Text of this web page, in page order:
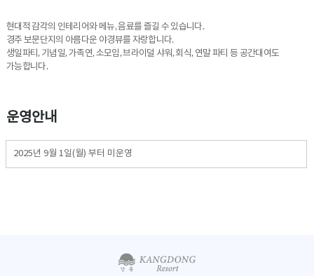
현대적 감각의 인테리어와 메뉴, 음료를 즐길 수 있습니다.
경주 보문단지의 아름다운 야경뷰를 자랑합니다.
생일파티, 기념일, 가족연, 소모임, 브라이덜 샤워, 회식, 연말 파티 등 공간대여도
가능합니다.
운영안내
2025년 9월 1일(월) 부터 미운영